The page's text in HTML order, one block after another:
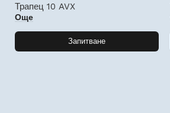
Трапец 10 AVX
Още
Запитване